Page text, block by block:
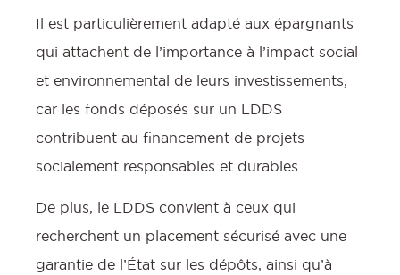
Il est particulièrement adapté aux épargnants
qui attachent de l’importance à l’impact social
et environnemental de leurs investissements,
car les fonds déposés sur un LDDS
contribuent au financement de projets
socialement responsables et durables.
De plus, le LDDS convient à ceux qui
recherchent un placement sécurisé avec une
garantie de l’État sur les dépôts, ainsi qu’à